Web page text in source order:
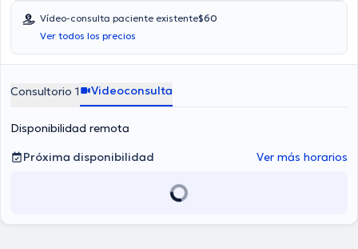
Vídeo-consulta paciente existente$60
Ver todos los precios
Consultorio 1 Videoconsulta
Disponibilidad remota
Próxima disponibilidad
Ver más horarios